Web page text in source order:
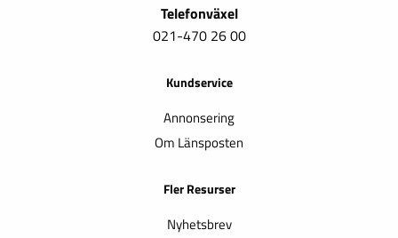
Telefonväxel
021-470 26 00
Kundservice
Annonsering
Om Länsposten
Fler Resurser
Nyhetsbrev